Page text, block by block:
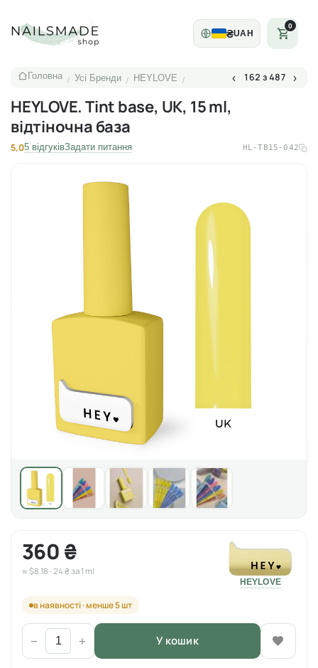
₴UAH
0
Головна / Усі Бренди / HEYLOVE / ‹ 162 з 487 ›
HEYLOVE. Tint base, UK, 15 ml,
відтіночна база
5,05 відгуківЗадати питання HL-TB15-042
360 ₴
≈ $8.18 · 24 ₴ за 1 ml
HEYLOVE
в наявності · менше 5 шт
− + У кошик